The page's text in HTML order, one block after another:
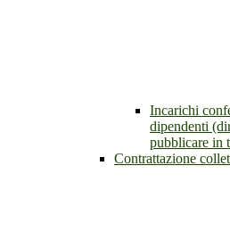
Incarichi
dipendenti
pubblicare in
Contrattazione